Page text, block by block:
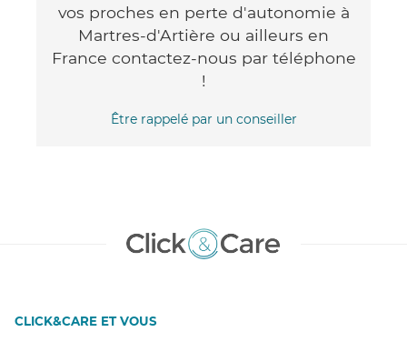
vos proches en perte d'autonomie à
Martres-d'Artière ou ailleurs en
France contactez-nous par téléphone
!
Être rappelé par un conseiller
CLICK&CARE ET VOUS